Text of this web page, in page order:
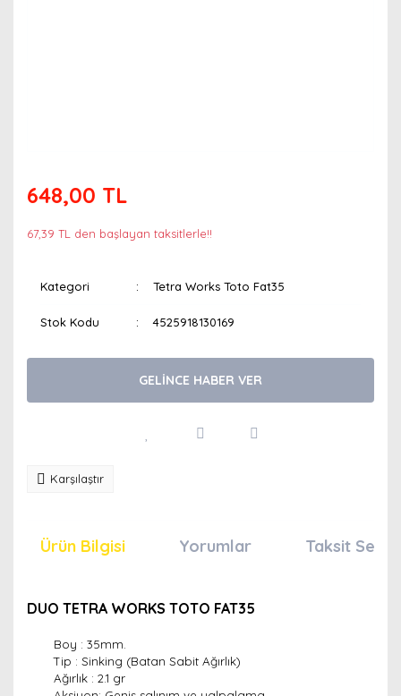
648,00 TL
67,39 TL den başlayan taksitlerle!!
Kategori Tetra Works Toto Fat35
Stok Kodu 4525918130169
GELİNCE HABER VER
Karşılaştır
Ürün Bilgisi Yorumlar Taksit
DUO TETRA WORKS TOTO FAT35
Boy : 35mm.
Tip : Sinking (Batan Sabit Ağırlık)
Ağırlık : 2.1 gr